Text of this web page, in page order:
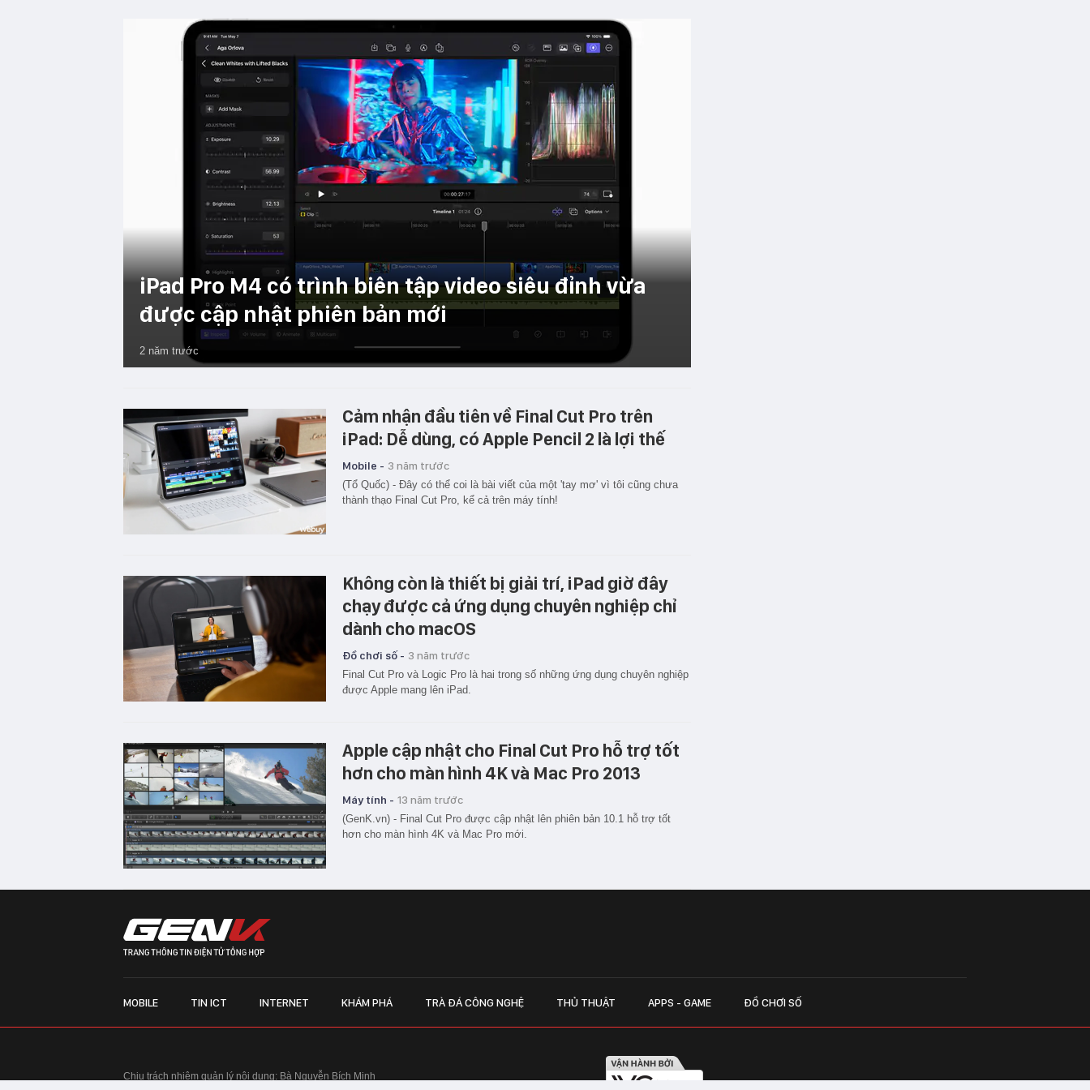
iPad Pro M4 có trình biên tập video siêu đỉnh vừa
được cập nhật phiên bản mới
2 năm trước
Cảm nhận đầu tiên về Final Cut Pro trên
iPad: Dễ dùng, có Apple Pencil 2 là lợi thế
Mobile - 3 năm trước
(Tổ Quốc) - Đây có thể coi là bài viết của một 'tay mơ' vì tôi cũng chưa
thành thạo Final Cut Pro, kể cả trên máy tính!
Không còn là thiết bị giải trí, iPad giờ đây
chạy được cả ứng dụng chuyên nghiệp chỉ
dành cho macOS
Đồ chơi số - 3 năm trước
Final Cut Pro và Logic Pro là hai trong số những ứng dụng chuyên nghiệp
được Apple mang lên iPad.
Apple cập nhật cho Final Cut Pro hỗ trợ tốt
hơn cho màn hình 4K và Mac Pro 2013
Máy tính - 13 năm trước
(GenK.vn) - Final Cut Pro được cập nhật lên phiên bản 10.1 hỗ trợ tốt
hơn cho màn hình 4K và Mac Pro mới.
MOBILE TIN ICT INTERNET KHÁM PHÁ TRÀ ĐÁ CÔNG NGHỆ THỦ THUẬT APPS - GAME ĐỒ CHƠI SỐ
Chịu trách nhiệm quản lý nội dung: Bà Nguyễn Bích Minh